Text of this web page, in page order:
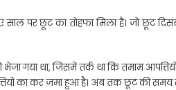
पर छूट का तोहफा मिला है। जो छूट
गया था, जिसमें तर्क था कि तमाम
का कर जमा हुआ है। अब तक छूट की समय